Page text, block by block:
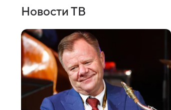
Новости ТВ